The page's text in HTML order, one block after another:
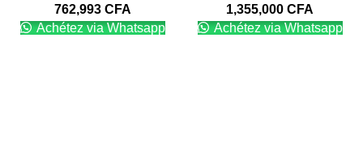
762,993 CFA
Achétez via Whatsapp
1,355,000CFA
Achétez via Whatsapp